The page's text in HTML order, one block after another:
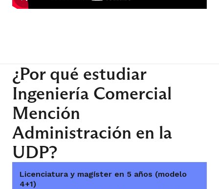
¿Por qué estudiar
Ingeniería Comercial
Mención
Administración en la
UDP?
Licenciatura y magíster en 5 años (modelo
4+1)